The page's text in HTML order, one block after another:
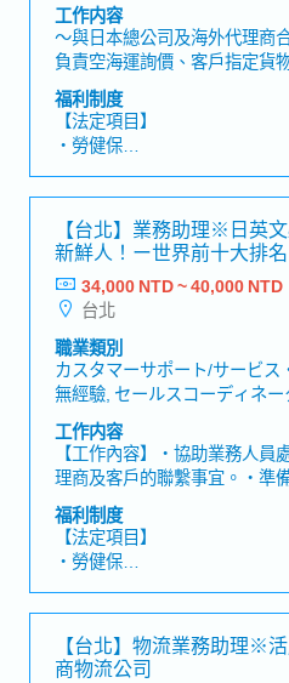
工作内容
～與日本總公司及海外代理商
負責空海運詢價、客戶指定貨
理～【工作內容】・協助業務
務・處理客戶指定貨物及出貨
需求・處理空運及海運詢價、
外代理商進行聯繫及協調・建
立及維護新客戶資料與相關紀
繫並確認作業進度【魅力】・
累積國際貿易及空海運實務
國際物流服務・空運及海運服
服務
福利制度
【法定項目】
・勞健保
・各種休假（特別休假、婚假
陪產假、產假、育嬰假）
・退休金
【公司福利】
＜法定＞
※依照日本法律規定
・社會保險(健康保險、雇用保
險)
＜公司福利＞
・年終獎金
・業務津貼
・伙食津貼
・特別津貼
・員工旅遊
【台北】業務助理※日英
新鮮人！ー世界前十大排
接器大廠
34,000 NTD ~ 40,000 NTD
台北
職業類別
カスタマーサポート/サービス
無經驗, セールスコーディネ
勤/窗口
工作内容
【工作內容】・協助業務人
理商及客戶的聯繫事宜。・準
文件，電話及e-mail回覆並確
客戶、代理商及海外各據點間
並確認及調整交貨日期。・協
理出貨相關文件作業。・負責
度，並隨時掌控進度。・協助
作業。・其他主管及業務交辦
福利制度
【法定項目】
・勞健保
・各種休假（特別休假、婚假
陪產假、產假、育嬰假）
・退休金
【台北】物流業務助理※
商物流公司